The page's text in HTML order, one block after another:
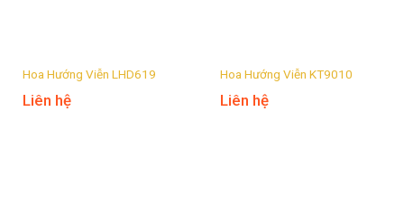
Hoa Hướng Viễn LHD619
Liên hệ
Hoa Hướng Viễn KT9010
Liên hệ